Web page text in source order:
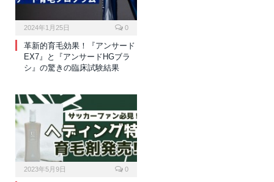
2024年1月25日 0
革新的育毛効果！『アンサード
EX7』と『アンサードHGブラ
シ』の驚きの臨床試験結果
2023年5月9日 0